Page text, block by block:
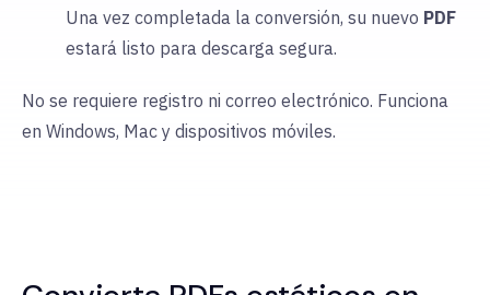
Una vez completada la conversión, su nuevo PDF
estará listo para descarga segura.
No se requiere registro ni correo electrónico. Funciona
en Windows, Mac y dispositivos móviles.